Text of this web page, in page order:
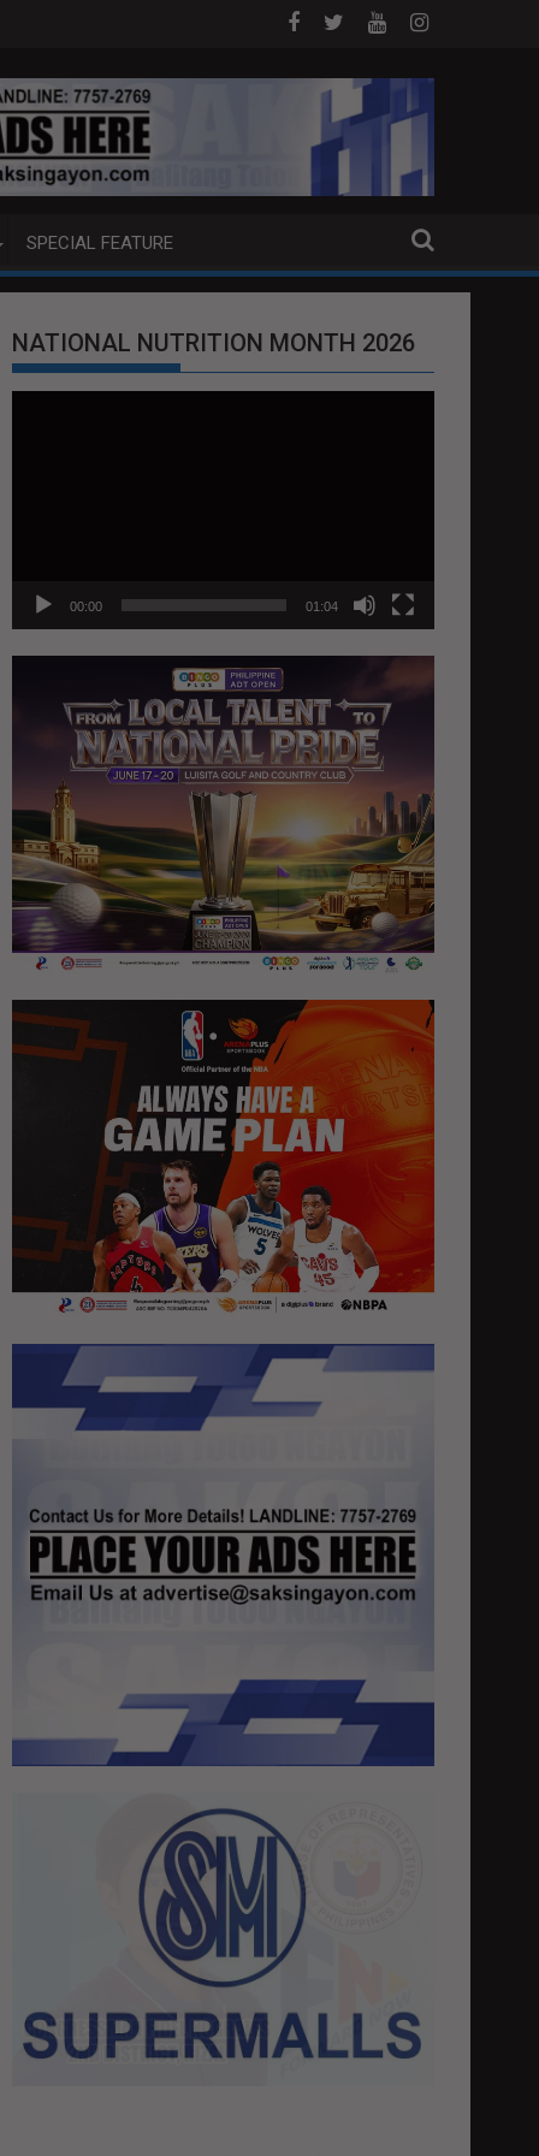
ANG EXTRADITION REQUEST NG U.S. LABAN KAY QUIBOLOY
MAHIGIT P21-M HALAGANG SMUGGLED
SPECIAL FEATURE
NATIONAL NUTRITION MONTH 2026
00:00 01:04